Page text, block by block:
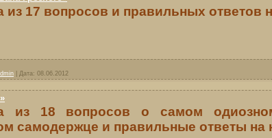
из 17 вопросов и правильных ответов
Дата: 08.06.2012
из 18 вопросов о самом
самодержце и правильные ответы на